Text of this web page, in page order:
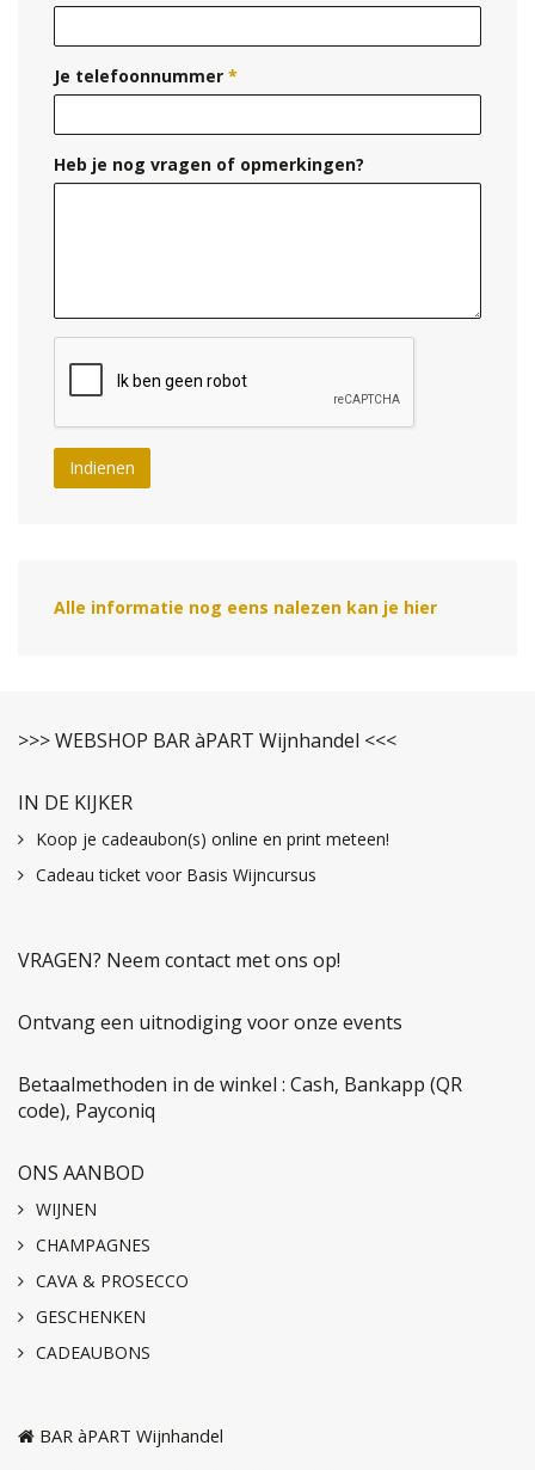
Je telefoonnummer *
Heb je nog vragen of opmerkingen?
Indienen
Alle informatie nog eens nalezen kan je hier
>>> WEBSHOP BAR àPART Wijnhandel <<<
IN DE KIJKER
Koop je cadeaubon(s) online en print meteen!
Cadeau ticket voor Basis Wijncursus
VRAGEN? Neem contact met ons op!
Ontvang een uitnodiging voor onze events
Betaalmethoden in de winkel : Cash, Bankapp (QR
code), Payconiq
ONS AANBOD
WIJNEN
CHAMPAGNES
CAVA & PROSECCO
GESCHENKEN
CADEAUBONS
BAR àPART Wijnhandel